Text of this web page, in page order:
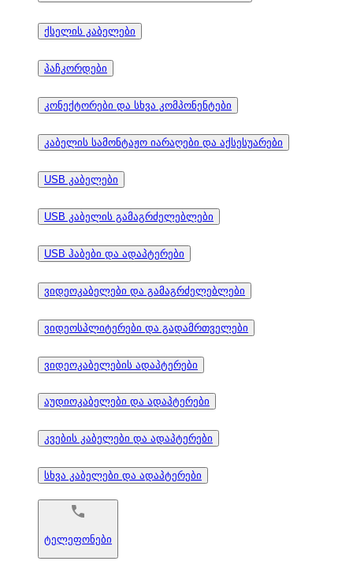
ქსელის კაბელები
პაჩკორდები
კონექტორები და სხვა კომპონენტები
კაბელის სამონტაჟო იარაღები და აქსესუარები
USB კაბელები
USB კაბელის გამაგრძელებლები
USB ჰაბები და ადაპტერები
ვიდეოკაბელები და გამაგრძელებლები
ვიდეოსპლიტერები და გადამრთველები
ვიდეოკაბელების ადაპტერები
აუდიოკაბელები და ადაპტერები
კვების კაბელები და ადაპტერები
სხვა კაბელები და ადაპტერები
ტელეფონები